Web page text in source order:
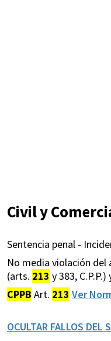
Civil y
Sentencia penal -
No media violación
(arts. 213 y 383,
CPPB Art. 213 Ver
OCULTAR FALLOS DEL